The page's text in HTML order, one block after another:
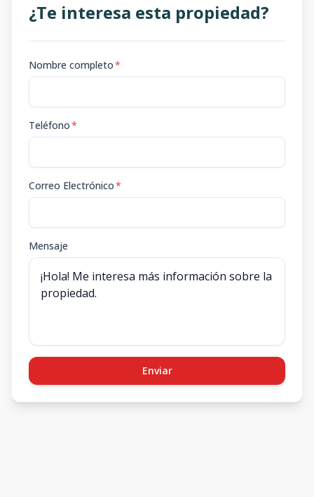
¿Te interesa esta propiedad?
Nombre completo*
Teléfono*
Correo Electrónico*
Mensaje
Enviar